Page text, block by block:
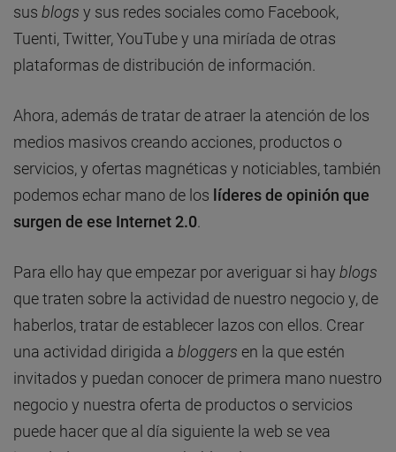
sus blogs y sus redes sociales como Facebook,
Tuenti, Twitter, YouTube y una miríada de otras
plataformas de distribución de información.
Ahora, además de tratar de atraer la atención de los
medios masivos creando acciones, productos o
servicios, y ofertas magnéticas y noticiables, también
podemos echar mano de los líderes de opinión que
surgen de ese Internet 2.0
Para ello hay que empezar por averiguar si hay blogs
que traten sobre la actividad de nuestro negocio y, de
haberlos, tratar de establecer lazos con ellos. Crear
una actividad dirigida a bloggers en la que estén
invitados y puedan conocer de primera mano nuestro
negocio y nuestra oferta de productos o servicios
puede hacer que al día siguiente la web se vea